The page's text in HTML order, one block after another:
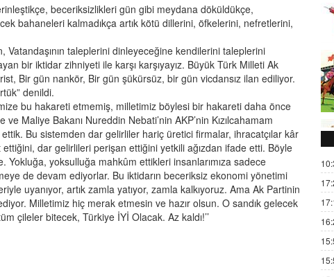
beceriksizlikleri gün gibi meydana döküldükçe,
bahaneleri kalmadıkça artık kötü dillerini, öfkelerini, nefretlerini,
taleplerini dinleyeceğine kendilerini taleplerini
bir iktidar zihniyeti ile karşı karşıyayız. Büyük Türk Milleti Ak
Bir gün nankör, Bir gün şükürsüz, bir gün vicdansız ilan ediliyor.
denildi.
bu hakareti etmemiş, milletimiz böylesi bir hakareti daha önce
Maliye Bakanı Nureddin Nebati’nin AKP’nin Kızılcahamam
Bu sistemden dar gelirliler hariç üretici firmalar, ihracatçılar kâr
dar gelirlileri perişan ettiğini yetkili ağızdan ifade etti. Böyle
yoksulluğa mahkûm ettikleri insanlarımıza sadece
de devam ediyorlar. Bu iktidarın beceriksiz ekonomi yönetimi
uyanıyor, artık zamla yatıyor, zamla kalkıyoruz. Ama Ak Partinin
Milletimiz hiç merak etmesin ve hazır olsun. O sandık gelecek
çileler bitecek, Türkiye İYİ Olacak. Az kaldı!’’